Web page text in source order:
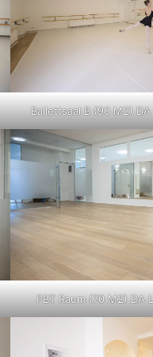
Ballettsaal B (90 M2)
PBT Raum (70 M2) DA